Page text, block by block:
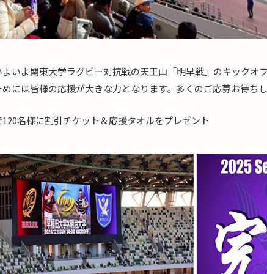
いよ関東大学ラグビー対抗戦の天王山「明早戦」のキックオ
には皆様の応援が大きな力となります。多くのご応募お待ちし
名様に割引チケット＆応援タオルをプレゼント